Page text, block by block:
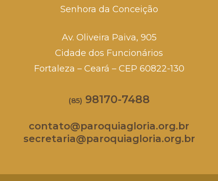
Senhora da Conceição
Av. Oliveira Paiva, 905
Cidade dos Funcionários
Fortaleza – Ceará – CEP 60822-130
(85) 98170-7488
contato@paroquiagloria.org.br
secretaria@paroquiagloria.org.br